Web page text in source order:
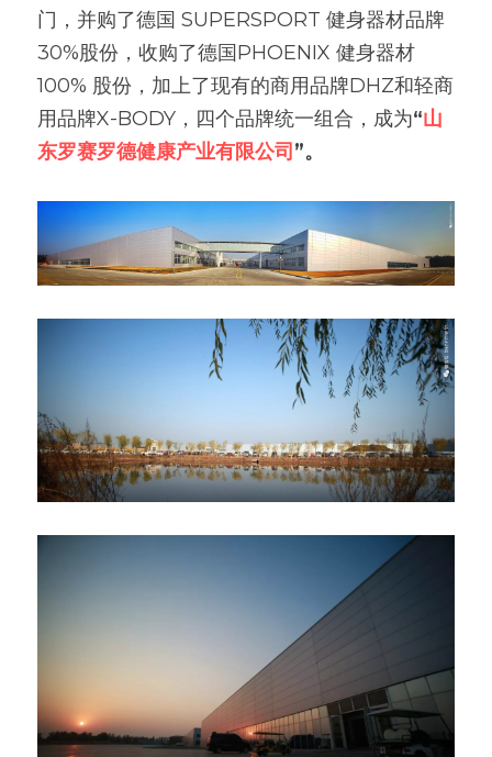
门，并购了德国 SUPERSPORT 健身器材品牌
30%股份，收购了德国PHOENIX 健身器材
100% 股份，加上了现有的商用品牌DHZ和轻商
用品牌X-BODY，四个品牌统一组合，成为“山
东罗赛罗德健康产业有限公司 ”。